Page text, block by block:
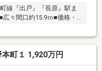
線『出戸』『長原』駅ま
々間口約15.9ｍ■価格・
町１ 1,920万円